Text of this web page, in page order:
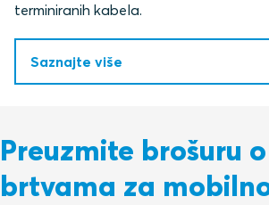
terminiranih kabela.
Saznajte više
Preuzmite brošuru
brtvama za